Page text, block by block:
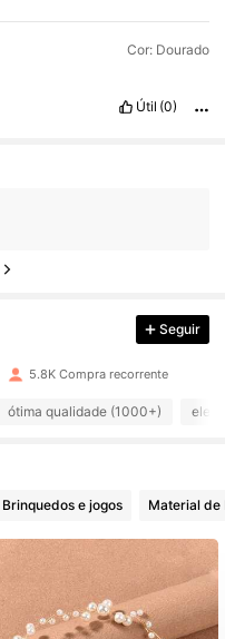
Cor: Dourado
Útil (0)
Seguir
5.8K Compra recorrente
ótima qualidade (1000+)
Brinquedos e jogos Material de